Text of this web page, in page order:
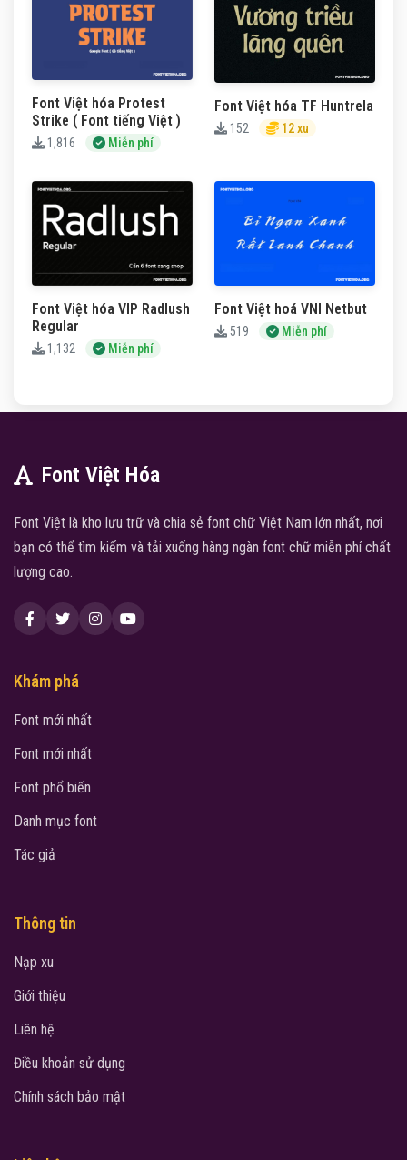
Font Việt hóa Protest
Strike ( Font tiếng Việt )
1,816 Miễn phí
Font Việt hóa TF Huntrela
152 12 xu
Font Việt hóa VIP Radlush
Regular
1,132 Miễn phí
Font Việt hoá VNI Netbut
519 Miễn phí
Font Việt Hóa
Font Việt là kho lưu trữ và chia sẻ font chữ Việt Nam lớn nhất, nơi
bạn có thể tìm kiếm và tải xuống hàng ngàn font chữ miễn phí chất
lượng cao.
Khám phá
Font mới nhất
Font mới nhất
Font phổ biến
Danh mục font
Tác giả
Thông tin
Nạp xu
Giới thiệu
Liên hệ
Điều khoản sử dụng
Chính sách bảo mật